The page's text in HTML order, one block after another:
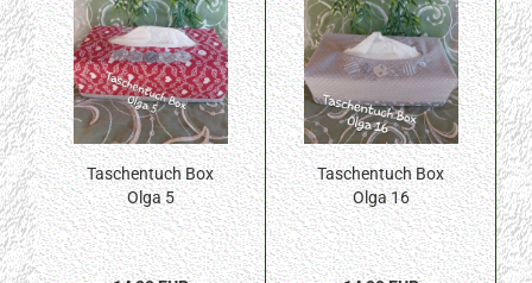
Taschentuch Box
Olga 5
Taschentuch Box
Olga 16